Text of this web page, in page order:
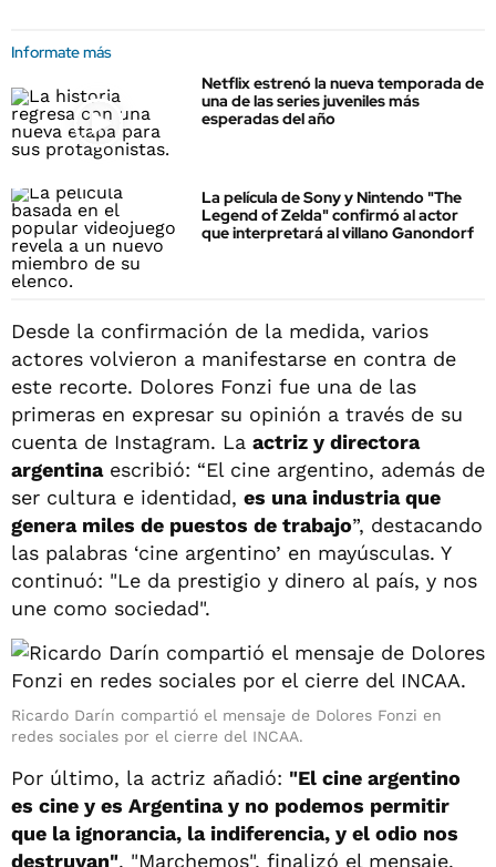
Informate más
Netflix estrenó la nueva temporada de
una de las series juveniles más
esperadas del año
La película de Sony y Nintendo "The
Legend of Zelda" confirmó al actor
que interpretará al villano Ganondorf
Desde la confirmación de la medida, varios
actores volvieron a manifestarse en contra de
este recorte. Dolores Fonzi fue una de las
primeras en expresar su opinión a través de su
cuenta de Instagram. La actriz y directora
argentinaescribió: “El cine argentino, además de
ser cultura e identidad, es una industria que
genera miles de puestos de trabajo”, destacando
las palabras ‘cine argentino’ en mayúsculas. Y
continuó: "Le da prestigio y dinero al país, y nos
une como sociedad".
Ricardo Darín compartió el mensaje de Dolores Fonzi en
redes sociales por el cierre del INCAA.
Por último, la actriz añadió: "El cine argentino
es cine y es Argentina y no podemos permitir
que la ignorancia, la indiferencia, y el odio nos
destruyan". "Marchemos", finalizó el mensaje.